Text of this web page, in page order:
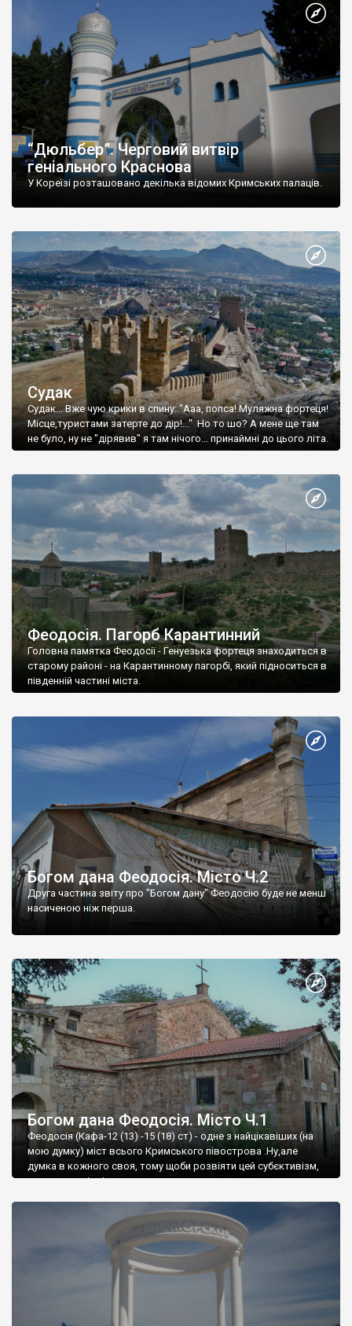
“Дюльбер”. Черговий витвір
геніального Краснова
У Кореїзі розташовано декілька відомих Кримських палаців.
Судак
Судак... Вже чую крики в спину: "Ааа, попса! Муляжна фортеця!
Місце,туристами затерте до дір!..." Но то шо? А мене ще там
не було, ну не "дірявив" я там нічого... принаймні до цього літа.
Феодосія. Пагорб Карантинний
Головна памятка Феодосії - Генуезька фортеця знаходиться в
старому районі - на Карантинному пагорбі, який підноситься в
південній частині міста.
Богом дана Феодосія. Місто Ч.2
Друга частина звіту про "Богом дану" Феодосію буде не менш
насиченою ніж перша.
Богом дана Феодосія. Місто Ч.1
Феодосія (Кафа-12 (13) -15 (18) ст) - одне з найцікавіших (на
мою думку) міст всього Кримського півострова .Ну,але
думка в кожного своя, тому щоби розвіяти цей субєктивізм,
запрошую відвідати це